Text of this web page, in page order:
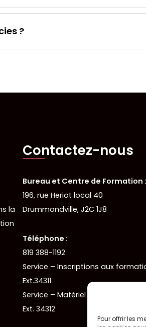
Pour offrir les
?
la
Contactez-nous
Bureau et Centre de Formation :
196, rue Heriot local 40
Drummondville, J2C 1J8
Téléphone :
819 388-1192
Service – Inscriptions aux
Ext.34311
Service – Matériel de premiers
Ext. 34312